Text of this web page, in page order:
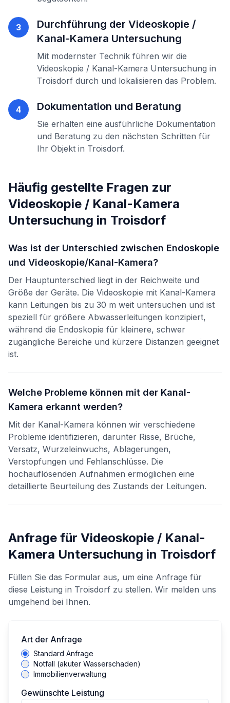
3 Durchführung der Videoskopie /
Kanal-Kamera Untersuchung
Mit modernster Technik führen wir die
Videoskopie / Kanal-Kamera Untersuchung in
Troisdorf durch und lokalisieren das Problem.
4 Dokumentation und Beratung
Sie erhalten eine ausführliche Dokumentation
und Beratung zu den nächsten Schritten für
Ihr Objekt in Troisdorf.
Häufig gestellte Fragen zur
Videoskopie / Kanal-Kamera
Untersuchung in Troisdorf
Was ist der Unterschied zwischen Endoskopie
und Videoskopie/Kanal-Kamera?
Der Hauptunterschied liegt in der Reichweite und
Größe der Geräte. Die Videoskopie mit Kanal-Kamera
kann Leitungen bis zu 30 m weit untersuchen und ist
speziell für größere Abwasserleitungen konzipiert,
während die Endoskopie für kleinere, schwer
zugängliche Bereiche und kürzere Distanzen geeignet
ist.
Welche Probleme können mit der Kanal-
Kamera erkannt werden?
Mit der Kanal-Kamera können wir verschiedene
Probleme identifizieren, darunter Risse, Brüche,
Versatz, Wurzeleinwuchs, Ablagerungen,
Verstopfungen und Fehlanschlüsse. Die
hochauflösenden Aufnahmen ermöglichen eine
detaillierte Beurteilung des Zustands der Leitungen.
Anfrage für Videoskopie / Kanal-
Kamera Untersuchung in Troisdorf
Füllen Sie das Formular aus, um eine Anfrage für
diese Leistung in Troisdorf zu stellen. Wir melden uns
umgehend bei Ihnen.
Art der Anfrage
Standard Anfrage
Notfall (akuter Wasserschaden)
Immobilienverwaltung
Gewünschte Leistung